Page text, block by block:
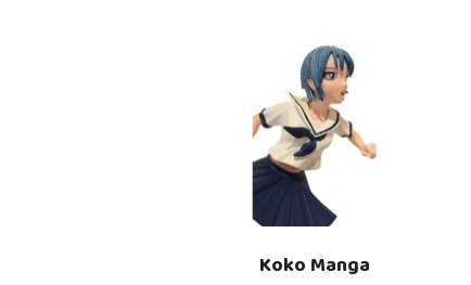
Koko Manga